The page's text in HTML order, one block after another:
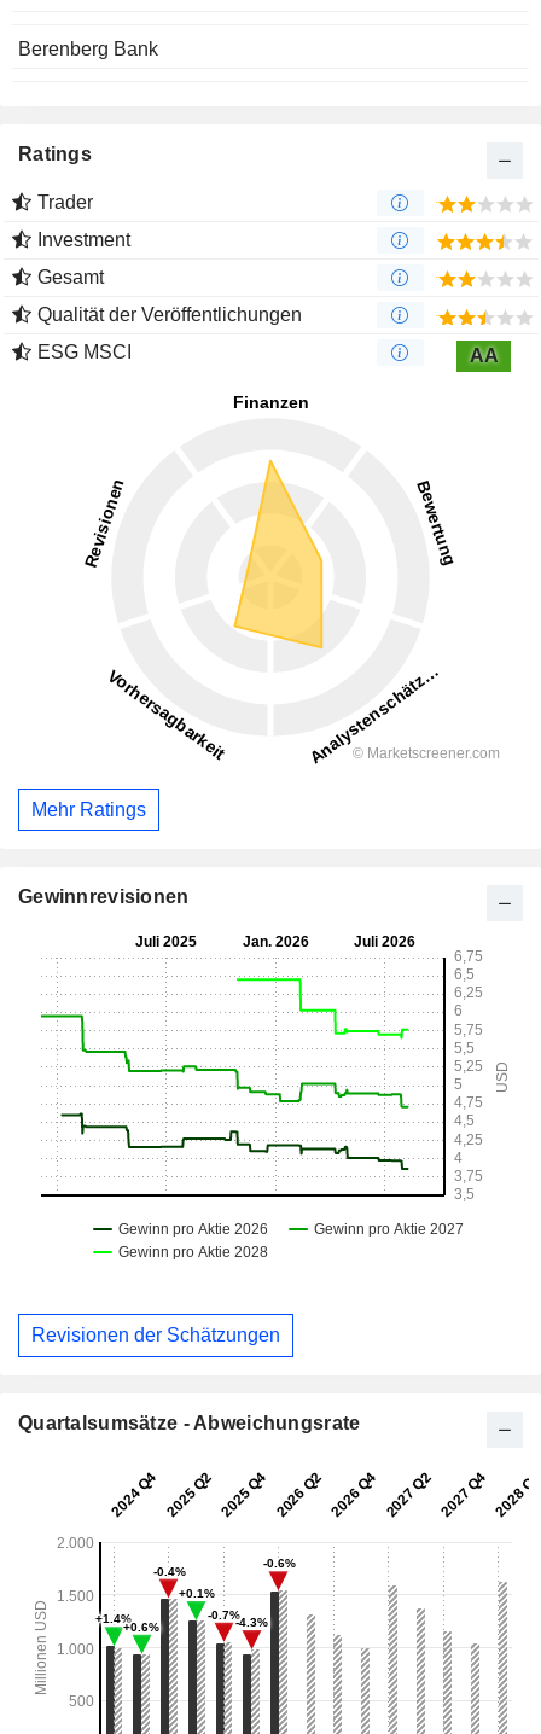
Berenberg Bank
Ratings
Trader
Investment
Gesamt
Qualität der Veröffentlichungen
ESG MSCI
AA
Mehr Ratings
Gewinnrevisionen
Revisionen der Schätzungen
Quartalsumsätze - Abweichungsrate